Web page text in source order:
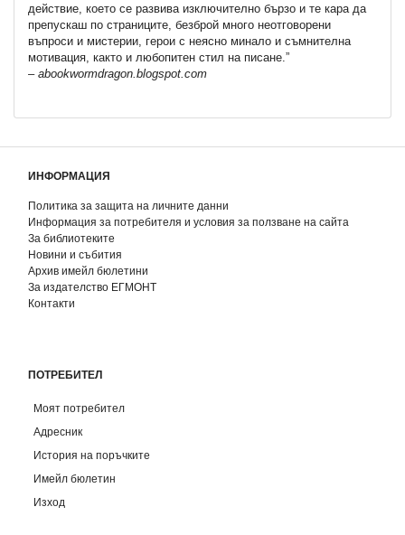
действие, което се развива изключително бързо и те кара да
препускаш по страниците, безброй много неотговорени
въпроси и мистерии, герои с неясно минало и съмнителна
мотивация, както и любопитен стил на писане.”
– abookwormdragon.blogspot.com
ИНФОРМАЦИЯ
Политика за защита на личните данни
Информация за потребителя и условия за ползване на сайта
За библиотеките
Новини и събития
Архив имейл бюлетини
За издателство ЕГМОНТ
Контакти
ПОТРЕБИТЕЛ
Моят потребител
Адресник
История на поръчките
Имейл бюлетин
Изход